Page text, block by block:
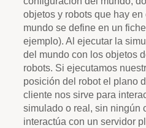
objetos y robots que hay
mundo se define en un
ejemplo). Al ejecutar la
del mundo con los objetos
robots. Si ejecutamos
posición del robot el plano
cliente nos sirve para
simulado o real, sin ningún
interactúa con un servidor